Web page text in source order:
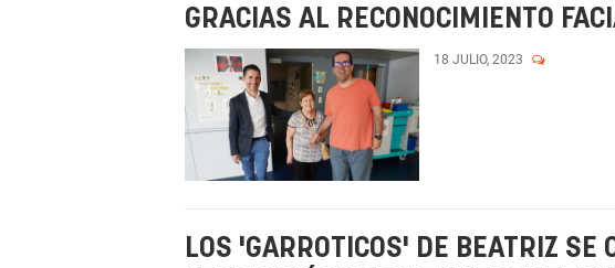
GRACIAS AL RECONOCIMIENTO
18 JULIO, 2023
LOS 'GARROTICOS' DE BEATRIZ SE